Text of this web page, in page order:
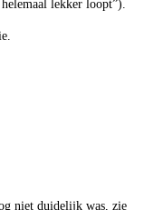
lekker loopt”).
niet duidelijk was, zie